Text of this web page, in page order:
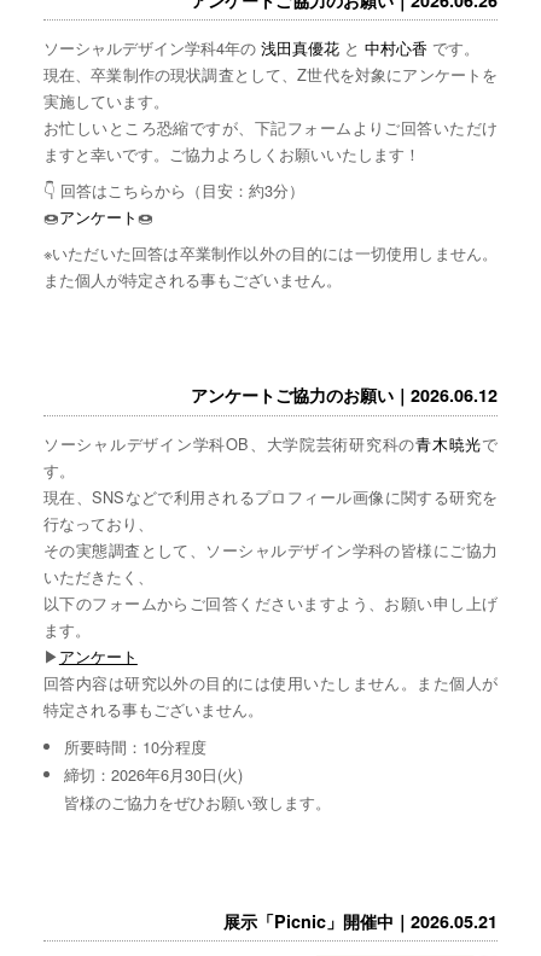
ソーシャルデザイン学科4年の 浅田真優花と 中村心香 です。
現在、卒業制作の現状調査として、Z世代を対象にアンケートを
実施しています。
お忙しいところ恐縮ですが、下記フォームよりご回答いただけ
ますと幸いです。ご協力よろしくお願いいたします！
👇 回答はこちらから（目安：約3分）
🍩アンケート🍩
※いただいた回答は卒業制作以外の目的には一切使用しません。
また個人が特定される事もございません。
アンケートご協力のお願い｜2026.06.12
ソーシャルデザイン学科OB、大学院芸術研究科の青木暁光で
す。
現在、SNSなどで利用されるプロフィール画像に関する研究を
行なっており、
その実態調査として、ソーシャルデザイン学科の皆様にご協力
いただきたく、
以下のフォームからご回答くださいますよう、お願い申し上げ
ます。
▶︎アンケート
回答内容は研究以外の目的には使用いたしません。また個人が
特定される事もございません。
所要時間：10分程度
締切：2026年6月30日(火)
皆様のご協力をぜひお願い致します。
展示「Picnic」開催中｜2026.05.21